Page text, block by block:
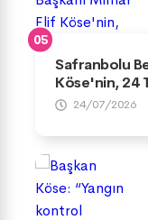
Safranbolu
Köse'nin, 24
Bayramı Mesajı
24/07/2026